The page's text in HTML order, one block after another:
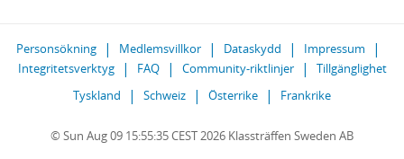
Personsökning Medlemsvillkor Dataskydd
Impressum
Integritetsverktyg
FAQ Community-riktlinjer
Tillgänglighet
Tyskland
Schweiz Österrike Frankrike
© Sun Aug 09 15:55:35 CEST 2026 Klassträffen Sweden AB